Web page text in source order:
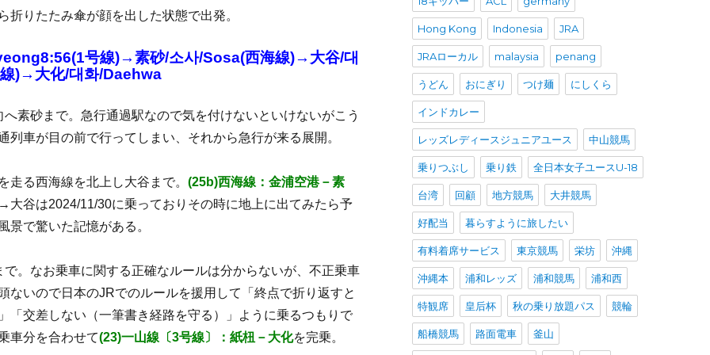
折りたたみ傘が顔を出した状態で出発。
号線)→素砂/소사/Sosa(西海線)→大谷/대
)→大化/대화/Daehwa
素砂まで。急行通過駅なので気を付けないといけないがこう
列車が目の前で行ってしまい、それから急行が来る展開。
走る西海線を北上し大谷まで。 (25b)西海線：金浦空港－素
大谷は2024/11/30に乗っておりその時に地上に出てみたら予
景で驚いた記憶がある。
で。なお乗車に関する正確なルールは分からないが、不正乗車
ないので日本のJRでのルールを援用して「終点で折り返すと
「交差しない（一筆書き経路を守る）」ように乗るつもりで
車分を合わせて(23)一山線〔3号線〕：紙杻－大化を完乗。
Hong Kong Indonesia JRA
JRAローカル malaysia penang
うどん おにぎり つけ麺 にしくら
インドカレー
レッズレディースジュニアユース 中山競馬
乗りつぶし 乗り鉄 全日本女子ユースU-18
台湾 回顧 地方競馬 大井競馬
好配当 暮らすように旅したい
有料着席サービス 東京競馬 栄坊 沖縄
沖縄本 浦和レッズ 浦和競馬 浦和西
特観席 皇后杯 秋の乗り放題パス 競輪
船橋競馬 路面電車 釜山